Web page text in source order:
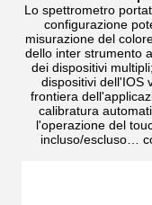
Lo spettrometro
configurazione
misurazione del
dello inter strumento
dei dispositivi
dispositivi dell'IOS
frontiera
calibratura
l'operazione del
incluso/escluso…